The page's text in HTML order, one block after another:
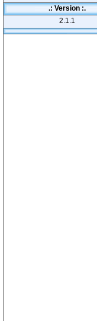
.: Version :.
2.1.1